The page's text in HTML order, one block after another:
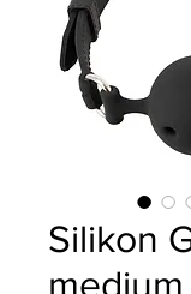
Silikon
medium